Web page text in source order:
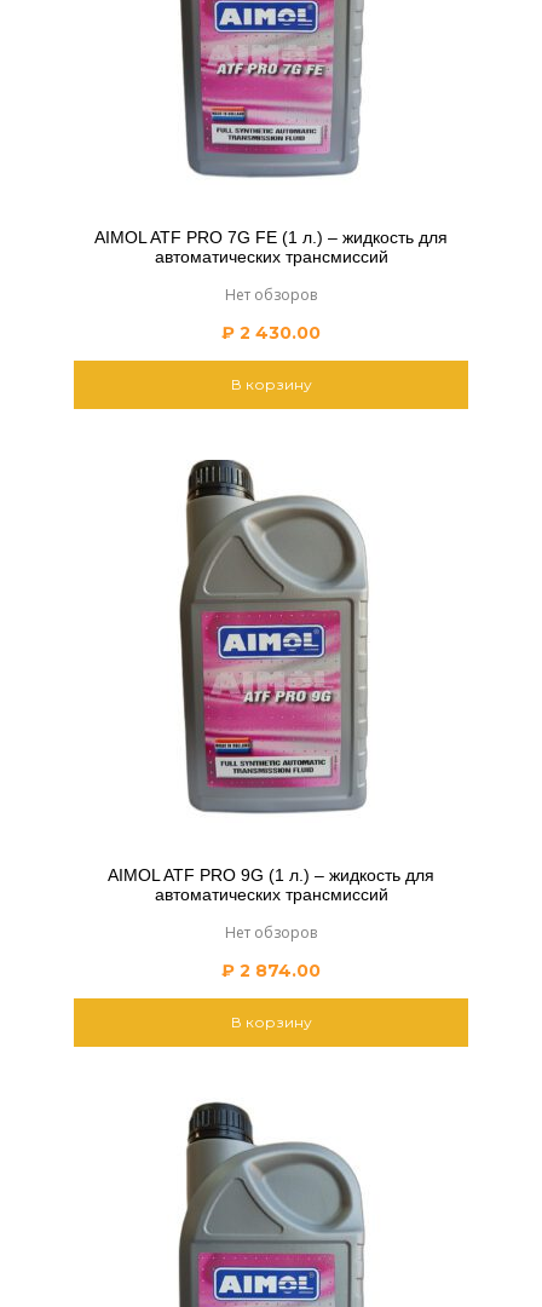
AIMOL ATF PRO 7G FE (1 л.) – жидкость для
автоматических трансмиссий
Нет обзоров
₽ 2 430.00
В корзину
AIMOL ATF PRO 9G (1 л.) – жидкость для
автоматических трансмиссий
Нет обзоров
₽ 2 874.00
В корзину